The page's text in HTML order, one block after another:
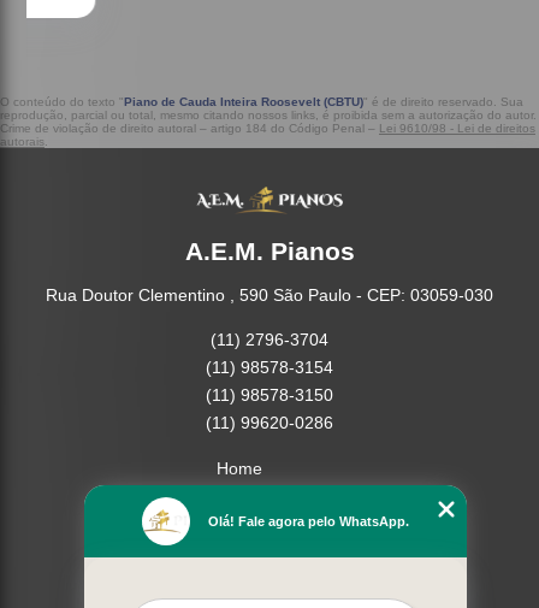
O conteúdo do texto "Piano de Cauda Inteira Roosevelt (CBTU)" é de direito reservado. Sua
reprodução, parcial ou total, mesmo citando nossos links, é proibida sem a autorização do autor.
Crime de violação de direito autoral – artigo 184 do Código Penal – Lei 9610/98 - Lei de direitos
autorais
A.E.M. Pianos
Rua Doutor Clementino , 590 São Paulo - CEP: 03059-030
(11) 2796-3704
(11) 98578-3154
(11) 98578-3150
(11) 99620-0286
Home
Missão
Olá! Fale agora pelo WhatsApp.